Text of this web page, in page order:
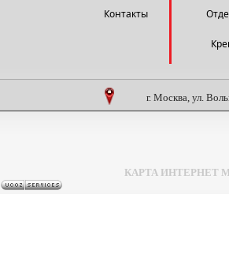
Контакты
г. Москва, ул.
КАРТА ИНТЕРНЕТ